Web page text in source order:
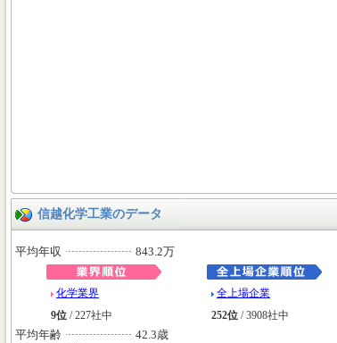
信越化学工業のデータ
平均年収 843.2万
化学業界
9位 / 227社中
全上場企業
252位 / 3908社中
平均年齢
42.3歳